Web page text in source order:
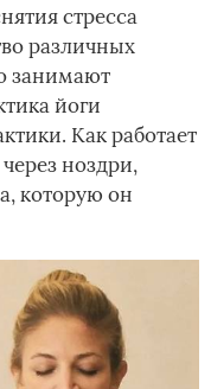
стресса
различных
занимают
йоги
Как работает
ноздри,
которую он